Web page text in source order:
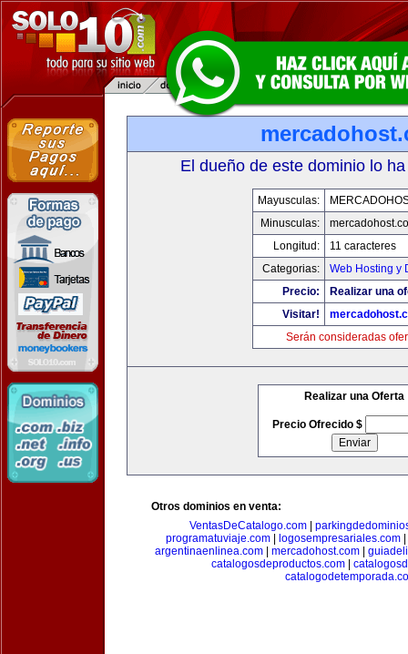
El dueño de este dominio lo
Mayusculas:
Minusculas:
Longitud:
11 caracteres
Categorias:
Web Hosting y
Precio:
Realizar una
Visitar!
Serán consideradas
Realizar una Oferta
Precio Ofrecido $
Otros dominios en venta:
VentasDeCatalogo.com|
programatuviaje.com| logosempresariales.com|
argentinaenlinea.com| mercadohost.com|
catalogosdeproductos.com